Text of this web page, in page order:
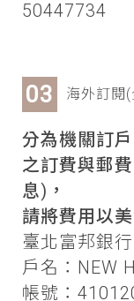
50447734
海外訂閱
分為機關訂
之訂費與郵
息)，
請將費用以
臺北富邦銀
戶名：NEW
帳號：